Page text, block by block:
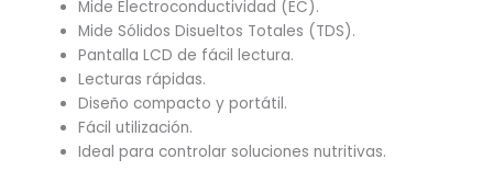
Mide Electroconductividad (EC).
Mide Sólidos Disueltos Totales (TDS).
Pantalla LCD de fácil lectura.
Lecturas rápidas.
Diseño compacto y portátil.
Fácil utilización.
Ideal para controlar soluciones nutritivas.